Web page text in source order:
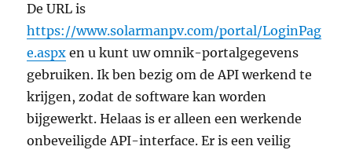
De URL is
https://www.solarmanpv.com/portal/LoginPag
e.aspx en u kunt uw omnik-portalgegevens
gebruiken. Ik ben bezig om de API werkend te
krijgen, zodat de software kan worden
bijgewerkt. Helaas is er alleen een werkende
onbeveiligde API-interface. Er is een veilig